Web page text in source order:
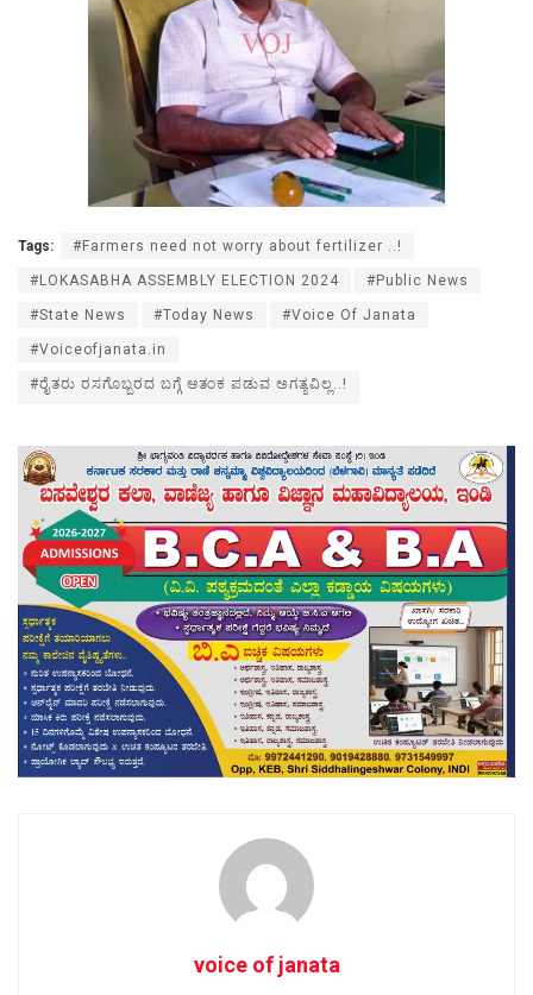
Tags: #Farmers need not worry about fertilizer ..!
#LOKASABHA ASSEMBLY ELECTION 2024 #Public News
#State News #Today News #Voice Of Janata
#Voiceofjanata.in
#ರೈತರು ರಸಗೊಬ್ಬರದ ಬಗ್ಗೆ ಆತಂಕ ಪಡುವ ಅಗತ್ಯವಿಲ್ಲ..!
voice of janata